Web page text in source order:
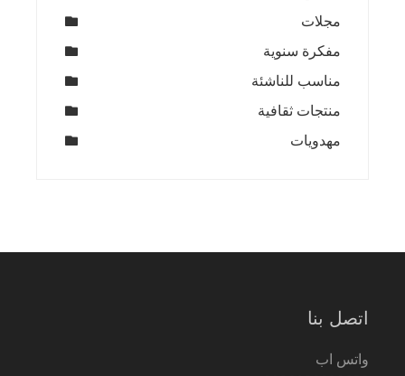
مجلات
مفكرة سنوية
مناسب للناشئة
منتجات ثقافية
مهدويات
اتصل بنا
واتس اب